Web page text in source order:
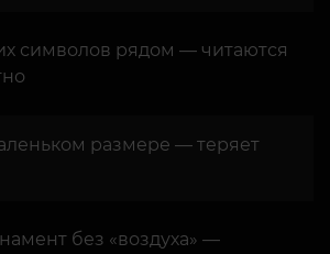
символов рядом — читаются
размере — теряет
без «воздуха» —